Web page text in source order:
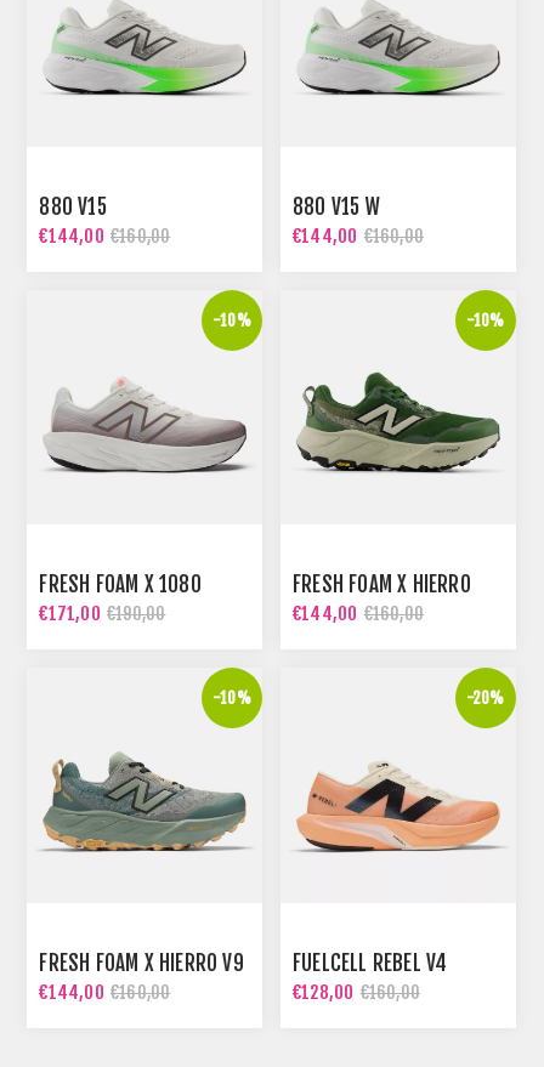
880 V15
€144,00 €160,00
880 V15 W
€144,00 €160,00
-10%
FRESH FOAM X 1080
€171,00 €190,00
-10%
FRESH FOAM X HIERRO
€144,00 €160,00
-10%
FRESH FOAM X HIERRO V9
€144,00 €160,00
-20%
FUELCELL REBEL V4
€128,00 €160,00